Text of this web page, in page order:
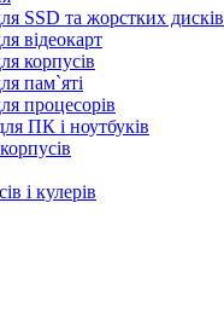
SSD та жорстких дисків
відеокарт
корпусів
пам`яті
процесорів
ПК і ноутбуків
і кулерів